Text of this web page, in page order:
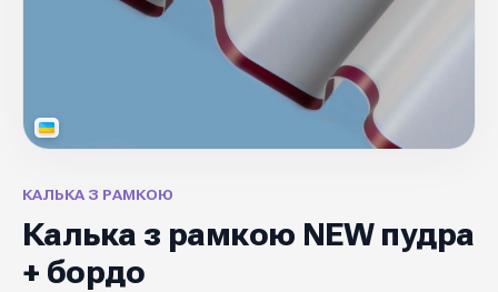
КАЛЬКА З РАМКОЮ
Калька з рамкою NEW пудра
+ бордо